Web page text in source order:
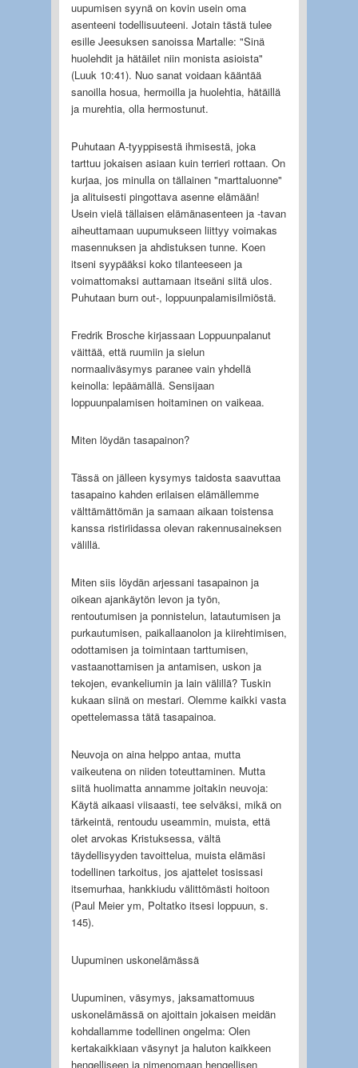
uupumisen syynä on kovin usein oma
asenteeni todellisuuteeni. Jotain tästä tulee
esille Jeesuksen sanoissa Martalle: "Sinä
huolehdit ja hätäilet niin monista asioista"
(Luuk 10:41). Nuo sanat voidaan kääntää
sanoilla hosua, hermoilla ja huolehtia, hätäillä
ja murehtia, olla hermostunut.
Puhutaan A-tyyppisestä ihmisestä, joka
tarttuu jokaisen asiaan kuin terrieri rottaan. On
kurjaa, jos minulla on tällainen "marttaluonne"
ja alituisesti pingottava asenne elämään!
Usein vielä tällaisen elämänasenteen ja -tavan
aiheuttamaan uupumukseen liittyy voimakas
masennuksen ja ahdistuksen tunne. Koen
itseni syypääksi koko tilanteeseen ja
voimattomaksi auttamaan itseäni siitä ulos.
Puhutaan burn out-, loppuunpalamisilmiöstä.
Fredrik Brosche kirjassaan Loppuunpalanut
väittää, että ruumiin ja sielun
normaaliväsymys paranee vain yhdellä
keinolla: lepäämällä. Sensijaan
loppuunpalamisen hoitaminen on vaikeaa.
Miten löydän tasapainon?
Tässä on jälleen kysymys taidosta saavuttaa
tasapaino kahden erilaisen elämällemme
välttämättömän ja samaan aikaan toistensa
kanssa ristiriidassa olevan rakennusaineksen
välillä.
Miten siis löydän arjessani tasapainon ja
oikean ajankäytön levon ja työn,
rentoutumisen ja ponnistelun, latautumisen ja
purkautumisen, paikallaanolon ja kiirehtimisen,
odottamisen ja toimintaan tarttumisen,
vastaanottamisen ja antamisen, uskon ja
tekojen, evankeliumin ja lain välillä? Tuskin
kukaan siinä on mestari. Olemme kaikki vasta
opettelemassa tätä tasapainoa.
Neuvoja on aina helppo antaa, mutta
vaikeutena on niiden toteuttaminen. Mutta
siitä huolimatta annamme joitakin neuvoja:
Käytä aikaasi viisaasti, tee selväksi, mikä on
tärkeintä, rentoudu useammin, muista, että
olet arvokas Kristuksessa, vältä
täydellisyyden tavoittelua, muista elämäsi
todellinen tarkoitus, jos ajattelet tosissasi
itsemurhaa, hankkiudu välittömästi hoitoon
(Paul Meier ym, Poltatko itsesi loppuun, s.
145).
Uupuminen uskonelämässä
Uupuminen, väsymys, jaksamattomuus
uskonelämässä on ajoittain jokaisen meidän
kohdallamme todellinen ongelma: Olen
kertakaikkiaan väsynyt ja haluton kaikkeen
hengelliseen ja nimenomaan hengellisen